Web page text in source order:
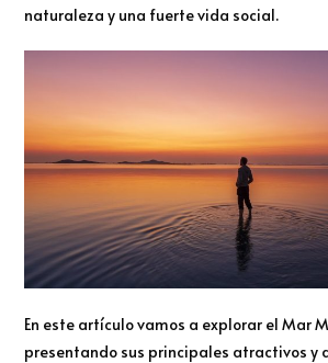
naturaleza y una fuerte vida social.
En este artículo vamos a explorar el Mar
presentando sus principales atractivos y